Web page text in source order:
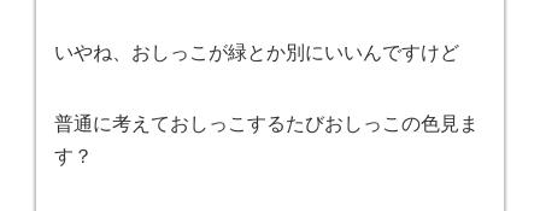
いやね、おしっこが緑とか別にいいんですけど
普通に考えておしっこするたびおしっこの色見ま
す？